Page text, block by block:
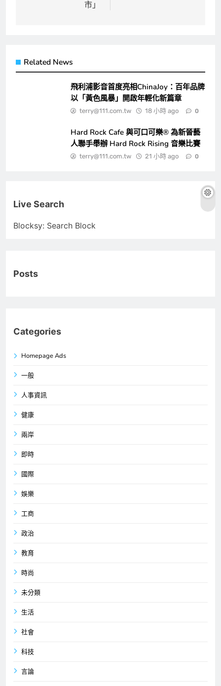
市」
Related News
飛利浦影音首度亮相ChinaJoy：百年品牌
以「黃色風暴」開啟年輕化新篇章
terry@111.com.tw 18 小時 ago 0
Hard Rock Cafe 與可口可樂® 為新晉藝
人聯手舉辦 Hard Rock Rising 音樂比賽
terry@111.com.tw 21 小時 ago 0
Live Search
Blocksy: Search Block
Posts
Categories
Homepage Ads
一般
人事資訊
健康
兩岸
即時
國際
娛樂
工商
政治
教育
時尚
未分類
生活
社會
科技
言論